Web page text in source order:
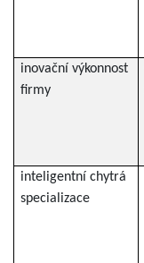
inovační výkonnost
firmy
inteligentní chytrá
specializace